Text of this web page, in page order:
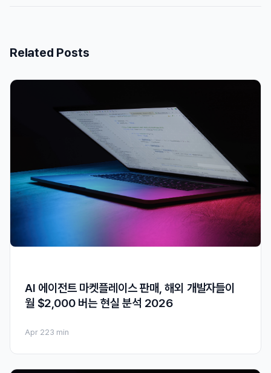
Related Posts
AI 에이전트 마켓플레이스 판매, 해외 개발자들이
월 $2,000 버는 현실 분석 2026
Apr 223 min